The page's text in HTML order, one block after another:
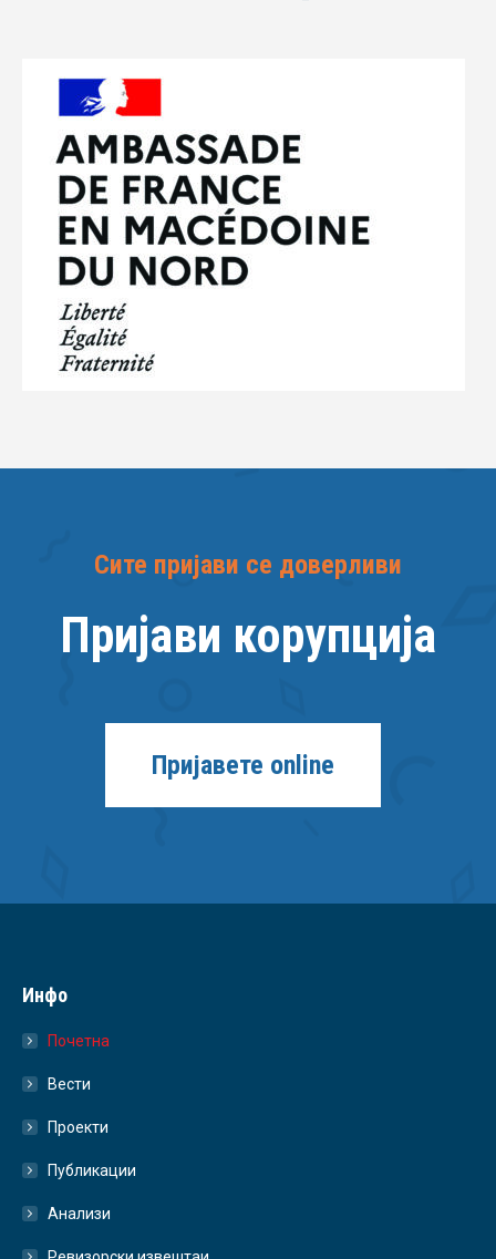
Сите пријави се доверливи
Пријави корупција
Пријавете online
Инфо
Почетна
Вести
Проекти
Публикации
Анализи